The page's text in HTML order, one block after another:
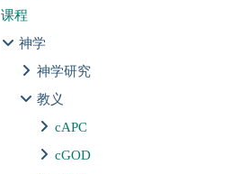
课程
神学
神学研究
教义
cAPC
cGOD